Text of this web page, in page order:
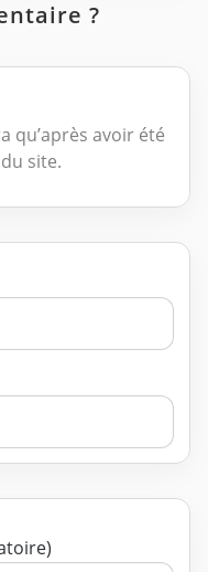
?
qu’après avoir été
site.
(obligatoire)